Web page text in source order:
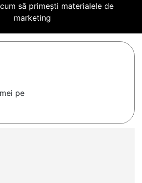
să primești materialele de
marketing
pe